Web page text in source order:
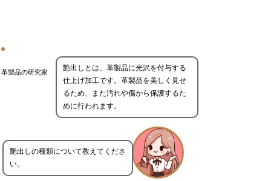
革製品の研究家
艶出しとは、革製品に光沢を付与する
仕上げ加工です。革製品を美しく見せ
るため、また汚れや傷から保護するた
めに行われます。
艶出しの種類について教えてくださ
い。